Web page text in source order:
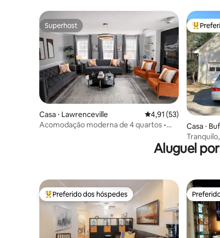
Superhost
Superhost
Casa ⋅ Lawrenceville 4,91 de uma
4,91 (53)
Acomodação moderna de 4 quartos •
Entre os
Casa ⋅
fazenda,
Aluguel
Entre os melhores preferidos dos hóspedes
Preferido dos hóspedes